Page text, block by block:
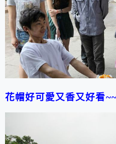
花帽好可愛又香又好看